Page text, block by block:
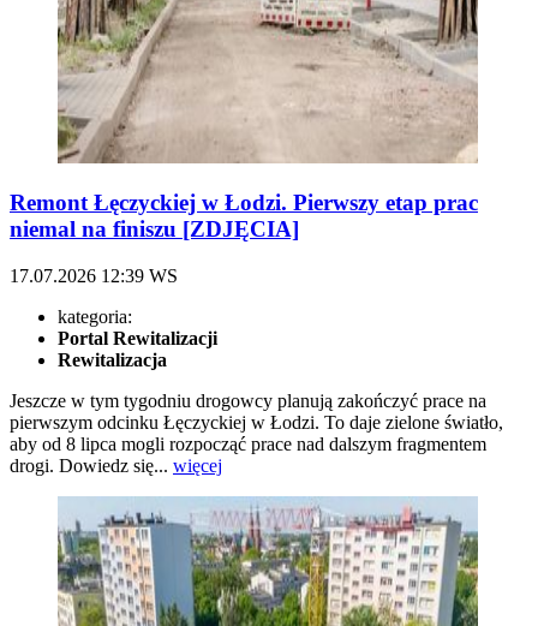
Remont Łęczyckiej w Łodzi. Pierwszy etap prac
niemal na finiszu [ZDJĘCIA]
17.07.2026 12:39 WS
kategoria:
Portal Rewitalizacji
Rewitalizacja
Jeszcze w tym tygodniu drogowcy planują zakończyć prace na
pierwszym odcinku Łęczyckiej w Łodzi. To daje zielone światło,
aby od 8 lipca mogli rozpocząć prace nad dalszym fragmentem
drogi. Dowiedz się... więcej